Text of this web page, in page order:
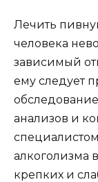
Лечить
человека
зависимый
ему следует
анализов и
алкоголизма
крепких и